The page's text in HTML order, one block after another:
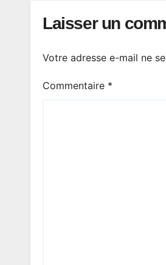
Laisser un
Votre adresse e-mail ne
Commentaire *